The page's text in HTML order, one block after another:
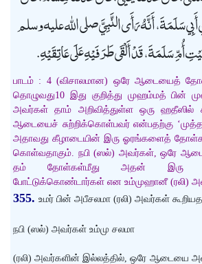
سَلَمَةَ، أَنَّهُ رَأَى النَّبِيَّ صلى الله عليه وسلم
أُمِّ سَلَمَةَ، قَدْ أَلْقَى طَرَفَيْهِ عَلَى عَاتِقَيْهِ.
பாடம் : 4 (விசாலமான) ஒரே ஆடையைத்
தொழுவது10 இது குறித்து முஹம்மத்
அவர்கள் தாம் அறிவித்துள்ள ஒரு ஹதீஸில்
ஆடையைச் சுற்றிக்கொள்பவர் என்பதற்கு
அதாவது கீழாடையின் இரு ஓரங்களைத்
கொள்வதாகும். நபி (ஸல்) அவர்கள், ஒரே
தம் தோள்கள்மீது அதன் இரு
போட்டுக்கொண்டார்கள் என உம்முஹானீ (ரலி)
355. உமர் பின் அபீசலமா (ரலி) அவர்கள்
நபி (ஸல்) அவர்கள் உம்மு சலமா
(ரலி) அவர்களின் இல்லத்தில், ஒரே ஆடையை